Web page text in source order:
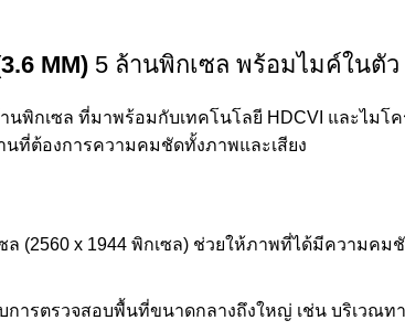
MM) 5 ล้านพิกเซล พร้อมไมค์ในตัว
านพิกเซล ที่มาพร้อมกับเทคโนโลยี HDCVI และไม
นที่ต้องการความคมชัดทั้งภาพและเสียง
(2560 x 1944 พิกเซล) ช่วยให้ภาพที่ได้มีความค
การตรวจสอบพื้นที่ขนาดกลางถึงใหญ่ เช่น บริเวณท